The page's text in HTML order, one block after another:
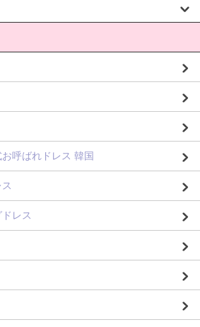
お呼ばれドレス 韓国
レス